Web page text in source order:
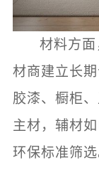
材料方
材商建立长
胶漆、橱柜
主材，辅材
环保标准筛